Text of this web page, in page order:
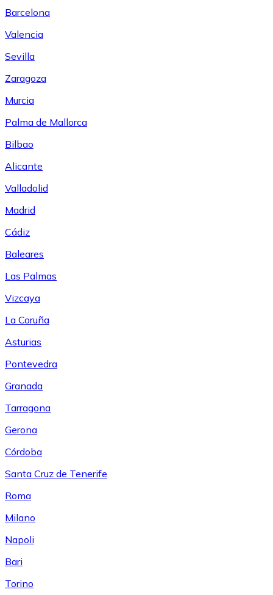
Barcelona
Valencia
Sevilla
Zaragoza
Murcia
Palma de Mallorca
Bilbao
Alicante
Valladolid
Madrid
Cádiz
Baleares
Las Palmas
Vizcaya
La Coruña
Asturias
Pontevedra
Granada
Tarragona
Gerona
Córdoba
Santa Cruz de Tenerife
Roma
Milano
Napoli
Bari
Torino